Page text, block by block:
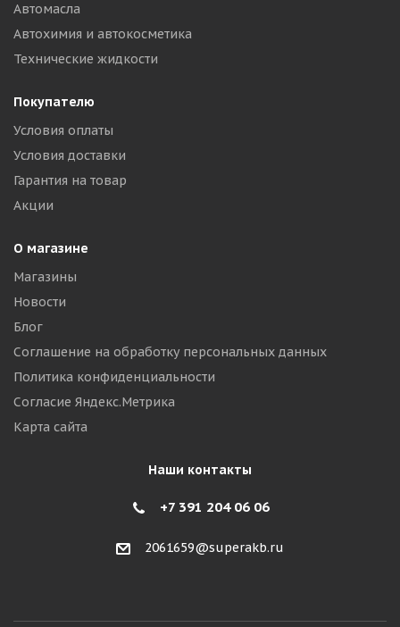
Автомасла
Автохимия и автокосметика
Технические жидкости
Покупателю
Условия оплаты
Условия доставки
Гарантия на товар
Акции
О магазине
Магазины
Новости
Блог
Соглашение на обработку персональных данных
Политика конфиденциальности
Согласие Яндекс.Метрика
Карта сайта
Наши контакты
+7 391 204 06 06
2061659@superakb.ru